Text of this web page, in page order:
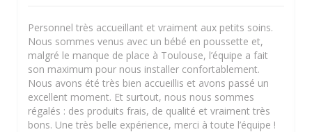
Personnel très accueillant et vraiment aux petits soins.
Nous sommes venus avec un bébé en poussette et,
malgré le manque de place à Toulouse, l’équipe a fait
son maximum pour nous installer confortablement.
Nous avons été très bien accueillis et avons passé un
excellent moment. Et surtout, nous nous sommes
régalés : des produits frais, de qualité et vraiment très
bons. Une très belle expérience, merci à toute l’équipe !